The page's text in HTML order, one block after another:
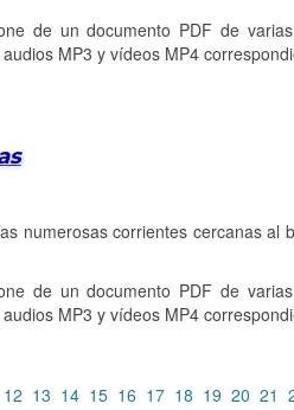
de un documento PDF de
MP3 y vídeos MP4
numerosas corrientes cercanas al
de un documento PDF de
MP3 y vídeos MP4
12 13 14 15 16 17 18 19 20 21